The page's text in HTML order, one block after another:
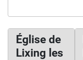
Église de
Lixing les